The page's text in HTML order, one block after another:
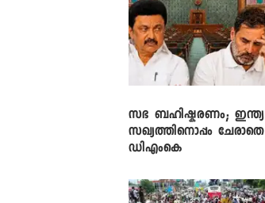
സഭ ബഹിഷ്കരണം; ഇന്ത്യ
സഖ്യത്തിനൊപ്പം ചേരാതെ
ഡിഎംകെ